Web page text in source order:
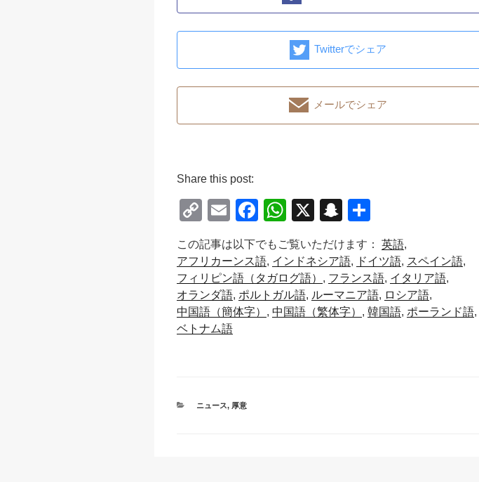
Twitterでシェア
メールでシェア
Share this post:
C
p
y
Li
n
E
m
ail
F
c
e
b
o
W
h
at
s
A
p
X
S
a
p
c
h
有
この記事は以下でもご覧いただけます： 英語
アフリカーンス語 インドネシア語 ドイツ語 スペイン語
フィリピン語（タガログ語）
フランス語 イタリア語
オランダ語 ポルトガル語 ルーマニア語
ロシア語
中国語（簡体字）
中国語（繁体字） 韓国語 ポーランド語
ベトナム語
カ
ニュース, 厚意